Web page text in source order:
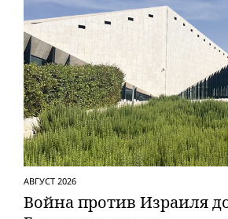
АВГУСТ 2026
Вой­на против Израиля